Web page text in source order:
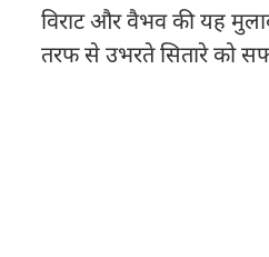
विराट और वैभव की यह
तरफ से उभरते सितारे को